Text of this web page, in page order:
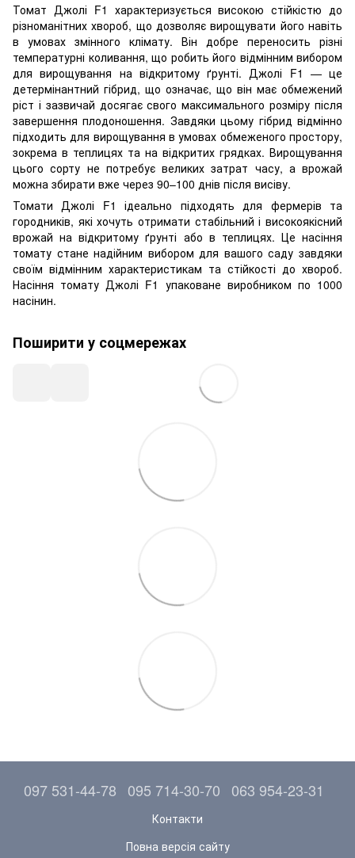
Томат Джолі F1 характеризується високою стійкістю до
різноманітних хвороб, що дозволяє вирощувати його навіть
в умовах змінного клімату. Він добре переносить різні
температурні коливання, що робить його відмінним вибором
для вирощування на відкритому ґрунті. Джолі F1 — це
детермінантний гібрид, що означає, що він має обмежений
ріст і зазвичай досягає свого максимального розміру після
завершення плодоношення. Завдяки цьому гібрид відмінно
підходить для вирощування в умовах обмеженого простору,
зокрема в теплицях та на відкритих грядках. Вирощування
цього сорту не потребує великих затрат часу, а врожай
можна збирати вже через 90–100 днів після висіву.
Томати Джолі F1 ідеально підходять для фермерів та
городників, які хочуть отримати стабільний і високоякісний
врожай на відкритому ґрунті або в теплицях. Це насіння
томату стане надійним вибором для вашого саду завдяки
своїм відмінним характеристикам та стійкості до хвороб.
Насіння томату Джолі F1 упаковане виробником по 1000
насінин.
Поширити у соцмережах
097 531-44-78 095 714-30-70 063 954-23-31
Контакти
Повна версія сайту